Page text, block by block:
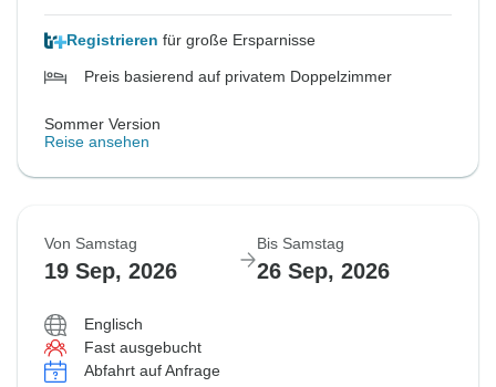
Registrieren für große Ersparnisse
Preis basierend auf privatem Doppelzimmer
Sommer Version
Reise ansehen
Von Samstag
19 Sep, 2026
Bis Samstag
26 Sep, 2026
Englisch
Fast ausgebucht
Abfahrt auf Anfrage